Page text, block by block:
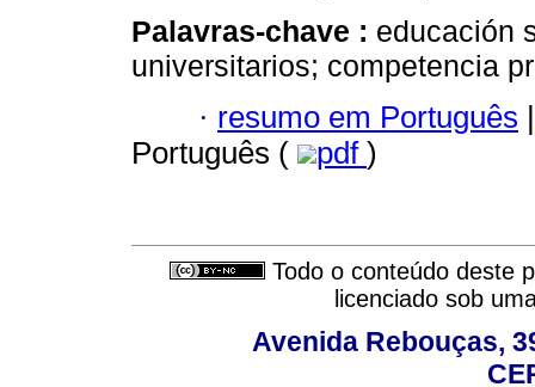
Palavras-chave : educación
universitarios; competencia
· resumo em Português |
Português (
pdf )
Todo o conteúdo deste
licenciado sob
Avenida Rebouças,